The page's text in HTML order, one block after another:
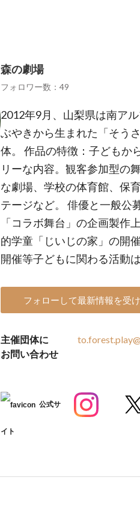
森の劇場
フォロワー数：49
2012年9月、山梨県は南ア
ぶやきから生まれた「そう
体。 作品の特徴：子どもか
リーな内容。観客参加型の
な劇場、学校の体育館、保
テージなど。 俳優と一般公
「コラボ舞台」の企画製作
的学童「じいじの家」の開
開催等子どもに関わる活動
フォローして最新情報を受
主催団体に
お問い合わせ
公式サ
イト